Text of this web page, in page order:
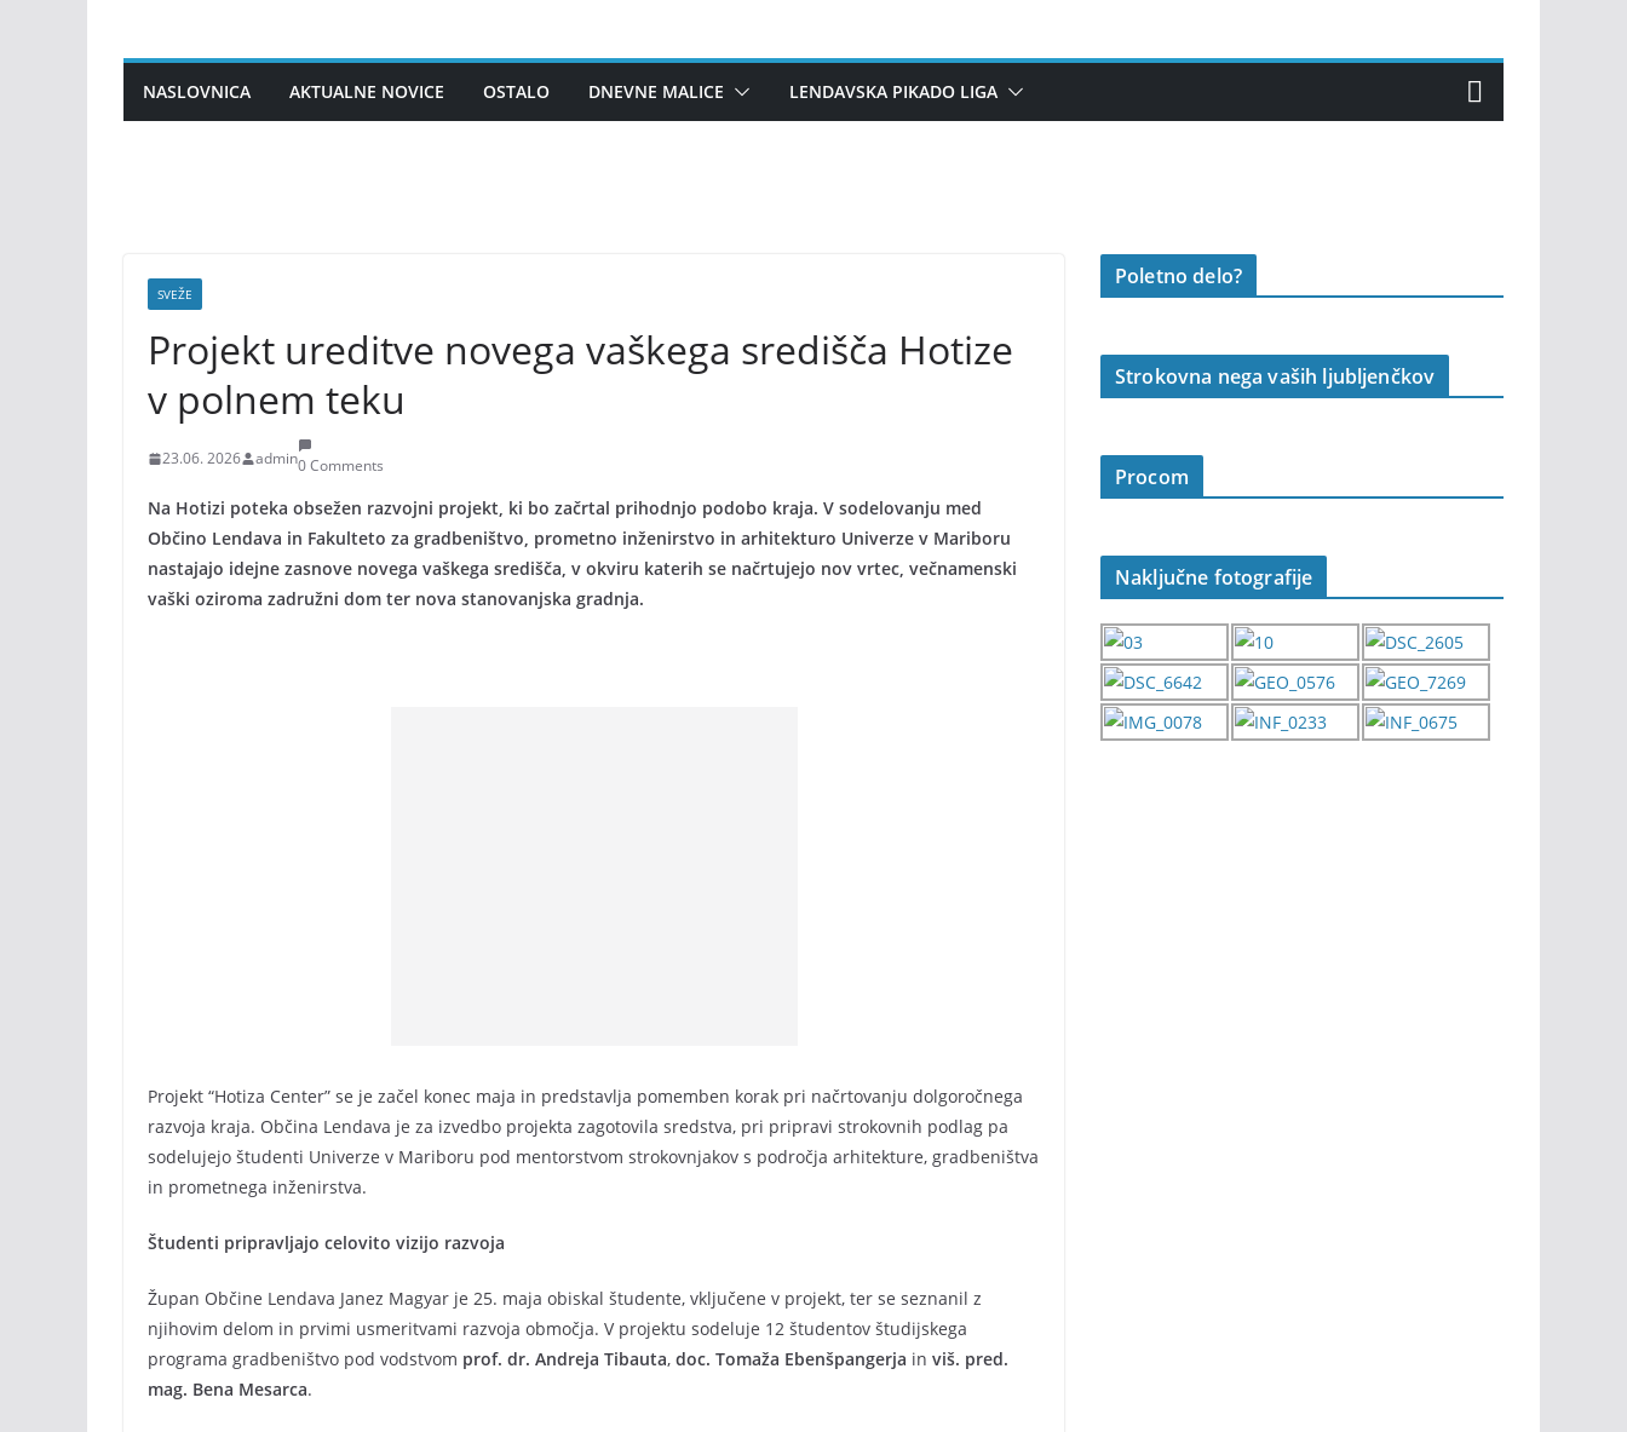
contentNASLOVNICA AKTUALNE NOVICE OSTALO DNEVNE MALICE LENDAVSKA PIKADO LIGA
SVEŽE
Projekt ureditve novega vaškega središča Hotize
v polnem teku
23.06. 2026 admin0 Comments
Na Hotizi poteka obsežen razvojni projekt, ki bo začrtal prihodnjo podobo kraja. V sodelovanju med
Občino Lendava in Fakulteto za gradbeništvo, prometno inženirstvo in arhitekturo Univerze v Mariboru
nastajajo idejne zasnove novega vaškega središča, v okviru katerih se načrtujejo nov vrtec, večnamenski
vaški oziroma zadružni dom ter nova stanovanjska gradnja.
Projekt “Hotiza Center” se je začel konec maja in predstavlja pomemben korak pri načrtovanju dolgoročnega
razvoja kraja. Občina Lendava je za izvedbo projekta zagotovila sredstva, pri pripravi strokovnih podlag pa
sodelujejo študenti Univerze v Mariboru pod mentorstvom strokovnjakov s področja arhitekture, gradbeništva
in prometnega inženirstva.
Študenti pripravljajo celovito vizijo razvoja
Župan Občine Lendava Janez Magyar je 25. maja obiskal študente, vključene v projekt, ter se seznanil z
njihovim delom in prvimi usmeritvami razvoja območja. V projektu sodeluje 12 študentov študijskega
programa gradbeništvo pod vodstvom prof. dr. Andreja Tibauta, doc. Tomaža Ebenšpangerja in viš. pred.
mag. Bena Mesarca.
Poletno delo?
Strokovna nega vaših ljubljenčkov
Procom
Naključne fotografije